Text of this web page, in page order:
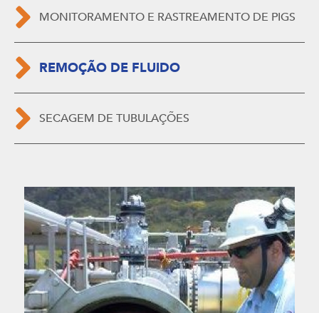
MONITORAMENTO E RASTREAMENTO DE PIGS
REMOÇÃO DE FLUIDO
SECAGEM DE TUBULAÇÕES